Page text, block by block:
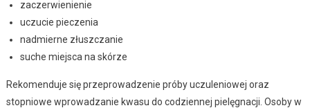
zaczerwienienie
uczucie pieczenia
nadmierne złuszczanie
suche miejsca na skórze
Rekomenduje się przeprowadzenie próby uczuleniowej oraz
stopniowe wprowadzanie kwasu do codziennej pielęgnacji. Osoby w